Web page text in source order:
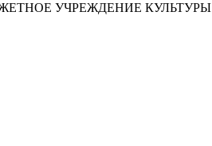
УЧРЕЖДЕНИЕ КУЛЬТУРЫ